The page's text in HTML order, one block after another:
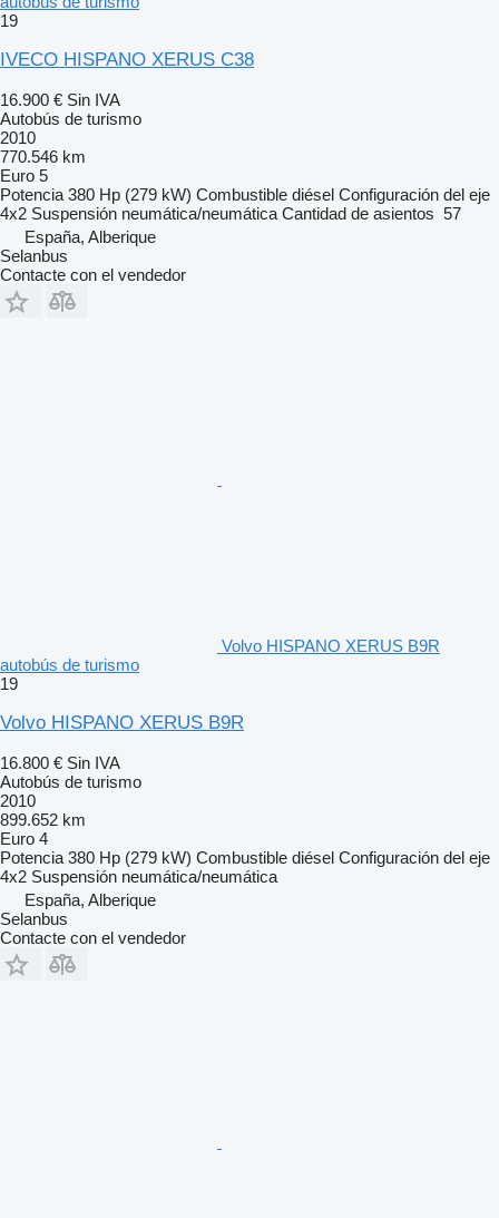
19
IVECO HISPANO XERUS C38
16.900 € Sin IVA
Autobús de turismo
2010
770.546 km
Euro 5
Potencia 380 Hp (279 kW) Combustible diésel Configuración del eje
4x2 Suspensión neumática/neumática Cantidad de asientos 57
España, Alberique
Selanbus
Contacte con el vendedor
Volvo HISPANO XERUS B9R
autobús de turismo
19
Volvo HISPANO XERUS B9R
16.800 € Sin IVA
Autobús de turismo
2010
899.652 km
Euro 4
Potencia 380 Hp (279 kW) Combustible diésel Configuración del eje
4x2 Suspensión neumática/neumática
España, Alberique
Selanbus
Contacte con el vendedor